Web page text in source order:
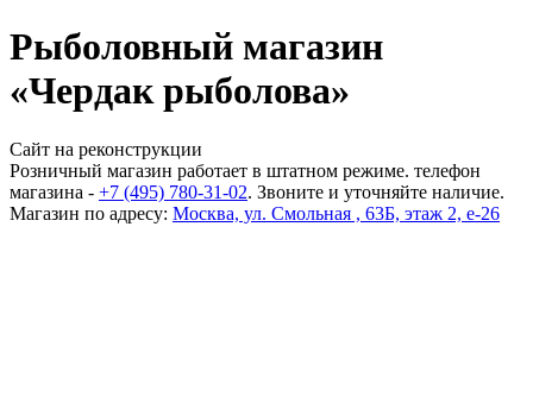
Рыболовный магазин
«Чердак рыболова»
Сайт на реконструкции
Розничный магазин работает в штатном режиме. телефон
магазина - +7 (495) 780-31-02. Звоните и уточняйте наличие.
Магазин по адресу: Москва, ул. Смольная , 63Б, этаж 2, е-26